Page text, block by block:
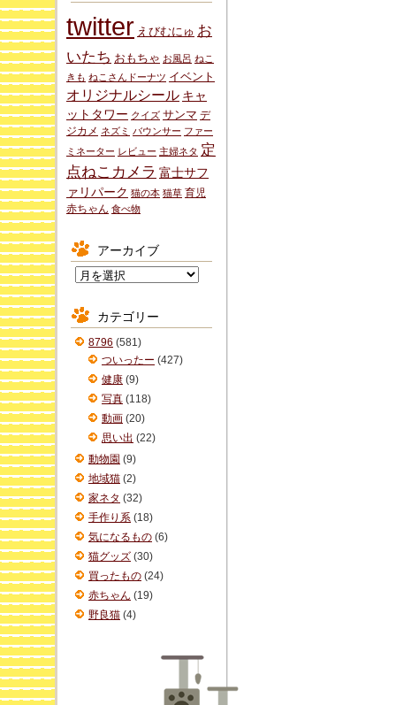
twitter えびむにゅ お
いたち おもちゃ お風呂 ねこ
きも ねこさんドーナツ イベント
オリジナルシール キャ
ットタワー クイズ サンマ デ
ジカメ ネズミ バウンサー ファー
ミネーター レビュー 主婦ネタ 定
点ねこカメラ 富士サフ
ァリパーク 猫の本 猫草 育児
赤ちゃん 食べ物
アーカイブ
イ
ブ
カテゴリー
8796 (581)
ついったー (427)
健康 (9)
写真 (118)
動画 (20)
思い出 (22)
動物園 (9)
地域猫 (2)
家ネタ (32)
手作り系 (18)
気になるもの (6)
猫グッズ (30)
買ったもの (24)
赤ちゃん (19)
野良猫 (4)